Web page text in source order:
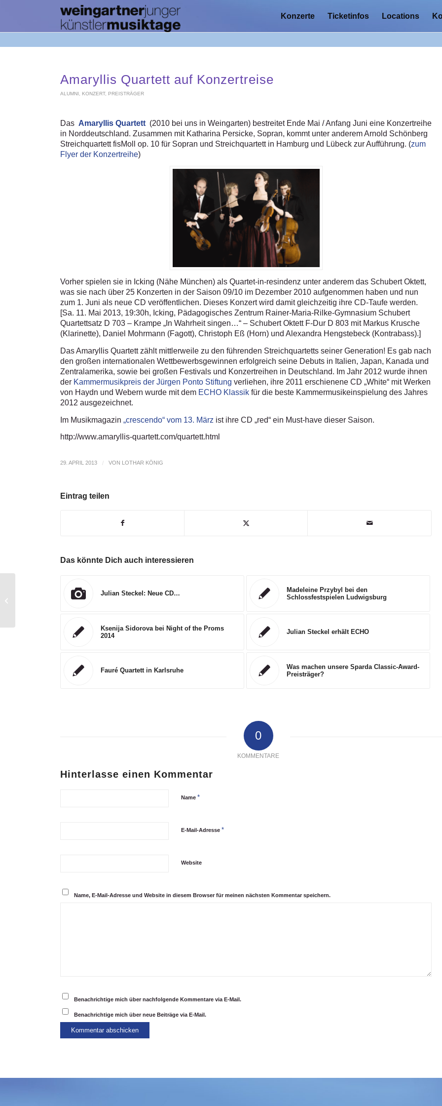
Konzerte Ticketinfos Locations
Amaryllis Quartett auf Konzertreise
ALUMNI KONZERT, PREISTRÄGER
Das Amaryllis Quartett (2010 bei uns in Weingarten) bestreitet Ende Mai / Anfang Juni eine Konzertreihe
in Norddeutschland. Zusammen mit Katharina Persicke, Sopran, kommt unter anderem Arnold Schönberg
Streichquartett fisMoll op. 10 für Sopran und Streichquartett in Hamburg und Lübeck zur Aufführung. (zum
Flyer der Konzertreihe)
Vorher spielen sie in Icking (Nähe München) als Quartet-in-resindenz unter anderem das Schubert Oktett,
was sie nach über 25 Konzerten in der Saison 09/10 im Dezember 2010 aufgenommen haben und nun
zum 1. Juni als neue CD veröffentlichen. Dieses Konzert wird damit gleichzeitig ihre CD-Taufe werden.
[Sa. 11. Mai 2013, 19:30h, Icking, Pädagogisches Zentrum Rainer-Maria-Rilke-Gymnasium Schubert
Quartettsatz D 703 – Krampe „In Wahrheit singen…“ – Schubert Oktett F-Dur D 803 mit Markus Krusche
(Klarinette), Daniel Mohrmann (Fagott), Christoph Eß (Horn) und Alexandra Hengstebeck (Kontrabass).]
Das Amaryllis Quartett zählt mittlerweile zu den führenden Streichquartetts seiner Generation! Es gab nach
den großen internationalen Wettbewerbsgewinnen erfolgreich seine Debuts in Italien, Japan, Kanada und
Zentralamerika, sowie bei großen Festivals und Konzertreihen in Deutschland. Im Jahr 2012 wurde ihnen
der Kammermusikpreis der Jürgen Ponto Stiftung verliehen, ihre 2011 erschienene CD „White“ mit Werken
von Haydn und Webern wurde mit dem ECHO Klassik für die beste Kammermusikeinspielung des Jahres
2012 ausgezeichnet.
Im Musikmagazin „crescendo“ vom 13. März ist ihre CD „red“ ein Must-have dieser Saison.
http://www.amaryllis-quartett.com/quartett.html
29. APRIL 2013 / VON LOTHAR KÖNIG
Eintrag teilen
Das könnte Dich auch interessieren
Julian Steckel: Neue CD…
Madeleine Przybyl bei den
Schlossfestspielen Ludwigsburg
Ksenija Sidorova bei Night of the Proms
2014
Julian Steckel erhält ECHO
Fauré Quartett in Karlsruhe
Was machen unsere Sparda Classic-Award-
Preisträger?
0
KOMMENTARE
Hinterlasse einen Kommentar
Name *
E-Mail-Adresse *
Website
Name, E-Mail-Adresse und Website in diesem Browser für meinen nächsten Kommentar speichern.
Benachrichtige mich über nachfolgende Kommentare via E-Mail.
Benachrichtige mich über neue Beiträge via E-Mail.
Olena Tokar als „Pinocchio“ in Leipzig